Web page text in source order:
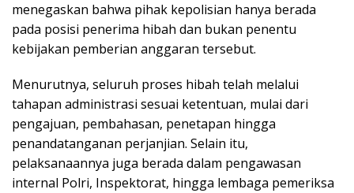
menegaskan bahwa pihak kepolisian hanya berada
pada posisi penerima hibah dan bukan penentu
kebijakan pemberian anggaran tersebut.
Menurutnya, seluruh proses hibah telah melalui
tahapan administrasi sesuai ketentuan, mulai dari
pengajuan, pembahasan, penetapan hingga
penandatanganan perjanjian. Selain itu,
pelaksanaannya juga berada dalam pengawasan
internal Polri, Inspektorat, hingga lembaga pemeriksa